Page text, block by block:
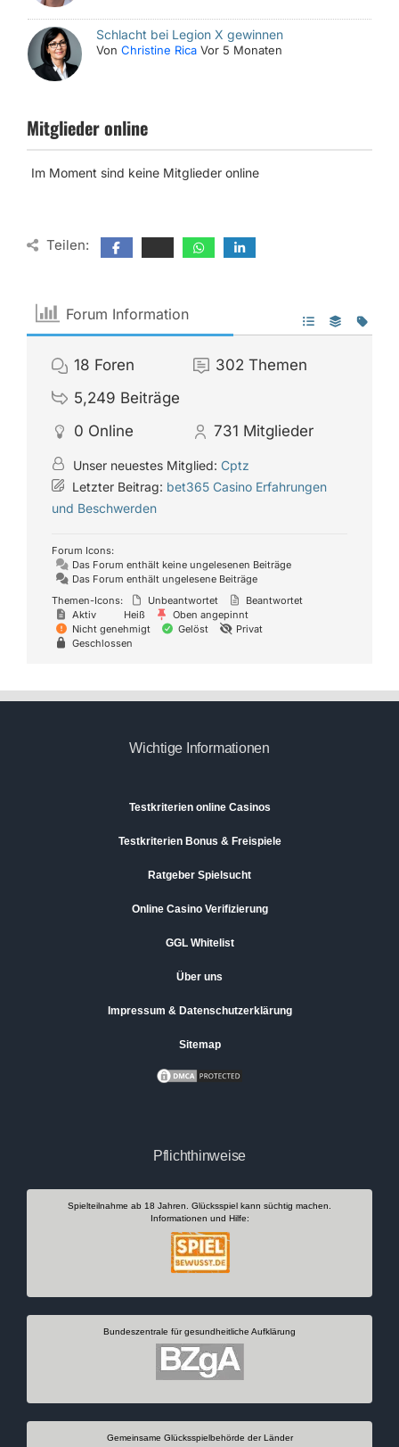
Schlacht bei Legion X gewinnen
VonChristine Rica Vor 5 Monaten
Mitglieder online
Im Moment sind keine Mitglieder online
Teilen:
Forum Information
18 Foren 302 Themen
5,249 Beiträge
0 Online 731 Mitglieder
Unser neuestes Mitglied: Cptz
Letzter Beitrag: bet365 Casino Erfahrungen
und Beschwerden
Forum Icons:
Das Forum enthält keine ungelesenen Beiträge
Das Forum enthält ungelesene Beiträge
Themen-Icons:
Unbeantwortet
Beantwortet
Aktiv
Heiß
Oben angepinnt
Nicht genehmigt
Gelöst
Privat
Geschlossen
Wichtige Informationen
Testkriterien online Casinos
Testkriterien Bonus & Freispiele
Ratgeber Spielsucht
Online Casino Verifizierung
GGL Whitelist
Über uns
Impressum & Datenschutzerklärung
Sitemap
Pflichthinweise
Spielteilnahme ab 18 Jahren. Glücksspiel kann süchtig machen.
Informationen und Hilfe:
Bundeszentrale für gesundheitliche Aufklärung
Gemeinsame Glücksspielbehörde der Länder